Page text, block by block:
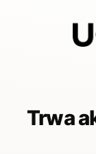
Trwa